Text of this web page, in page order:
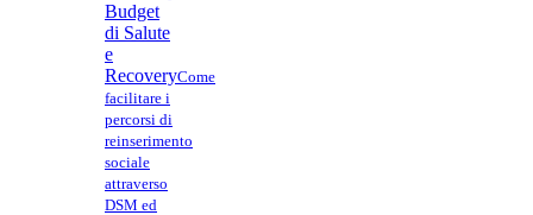
Budget
di Salute
e
RecoveryCome
facilitare i
percorsi di
reinserimento
sociale
attraverso
DSM ed